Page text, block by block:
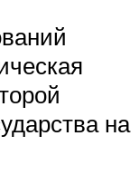
на